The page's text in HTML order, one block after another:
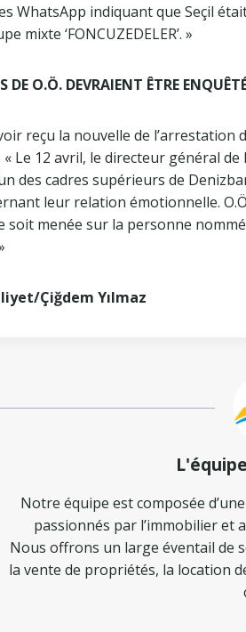
WhatsApp indiquant que Seçil
mixte ‘FONCUZEDELER’. »
DE O.Ö. DEVRAIENT ÊTRE
reçu la nouvelle de l’arrestation
Le 12 avril, le directeur général
des cadres supérieurs de
leur relation émotionnelle.
soit menée sur la personne
Çiğdem Yılmaz
Notre équipe est composée
passionnés par l’immobilier et
Nous offrons un large éventail de
la vente de propriétés, la location